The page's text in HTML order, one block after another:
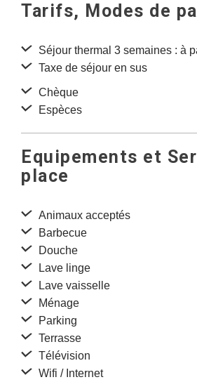
Tarifs, Modes de
Séjour thermal 3 semaines : à
Taxe de séjour en sus
Chèque
Espèces
Equipements et
place
Animaux acceptés
Barbecue
Douche
Lave linge
Lave vaisselle
Ménage
Parking
Terrasse
Télévision
Wifi / Internet